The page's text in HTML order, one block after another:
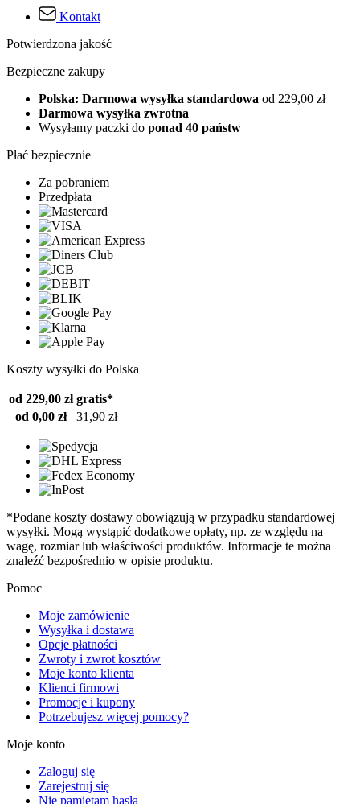
Kontakt
Potwierdzona jakość
Bezpieczne zakupy
Polska: Darmowa wysyłka standardowa od 229,00 zł
Darmowa wysyłka zwrotna
Wysyłamy paczki do ponad 40 państw
Płać bezpiecznie
Za pobraniem
Przedpłata
Koszty wysyłki do Polska
od 229,00 zł gratis*
od 0,00 zł
31,90 zł
*Podane koszty dostawy obowiązują w przypadku standardowej
wysyłki. Mogą wystąpić dodatkowe opłaty, np. ze względu na
wagę, rozmiar lub właściwości produktów. Informacje te można
znaleźć bezpośrednio w opisie produktu.
Pomoc
Moje zamówienie
Wysyłka i dostawa
Opcje płatności
Zwroty i zwrot kosztów
Moje konto klienta
Klienci firmowi
Promocje i kupony
Potrzebujesz więcej pomocy?
Moje konto
Zaloguj się
Zarejestruj się
Nie pamiętam hasła